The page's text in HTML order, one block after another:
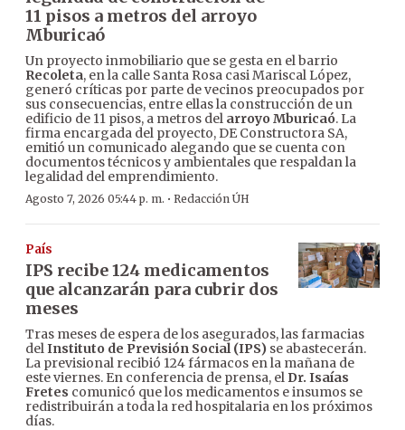
11 pisos a metros del arroyo
Mburicaó
Un proyecto inmobiliario que se gesta en el barrio
Recoleta, en la calle Santa Rosa casi Mariscal López,
generó críticas por parte de vecinos preocupados por
sus consecuencias, entre ellas la construcción de un
edificio de 11 pisos, a metros del arroyo Mburicaó. La
firma encargada del proyecto, DE Constructora SA,
emitió un comunicado alegando que se cuenta con
documentos técnicos y ambientales que respaldan la
legalidad del emprendimiento.
Agosto 7, 2026 05:44 p. m. · Redacción ÚH
País
IPS recibe 124 medicamentos
que alcanzarán para cubrir dos
meses
Tras meses de espera de los asegurados, las farmacias
delInstituto de Previsión Social (IPS) se abastecerán.
La previsional recibió 124 fármacos en la mañana de
este viernes. En conferencia de prensa, el Dr. Isaías
Fretes comunicó que los medicamentos e insumos se
redistribuirán a toda la red hospitalaria en los próximos
días.